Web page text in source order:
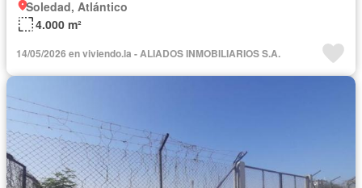
Soledad, Atlántico
4.000 m²
14/05/2026 en viviendo.la - ALIADOS INMOBILIARIOS S.A.